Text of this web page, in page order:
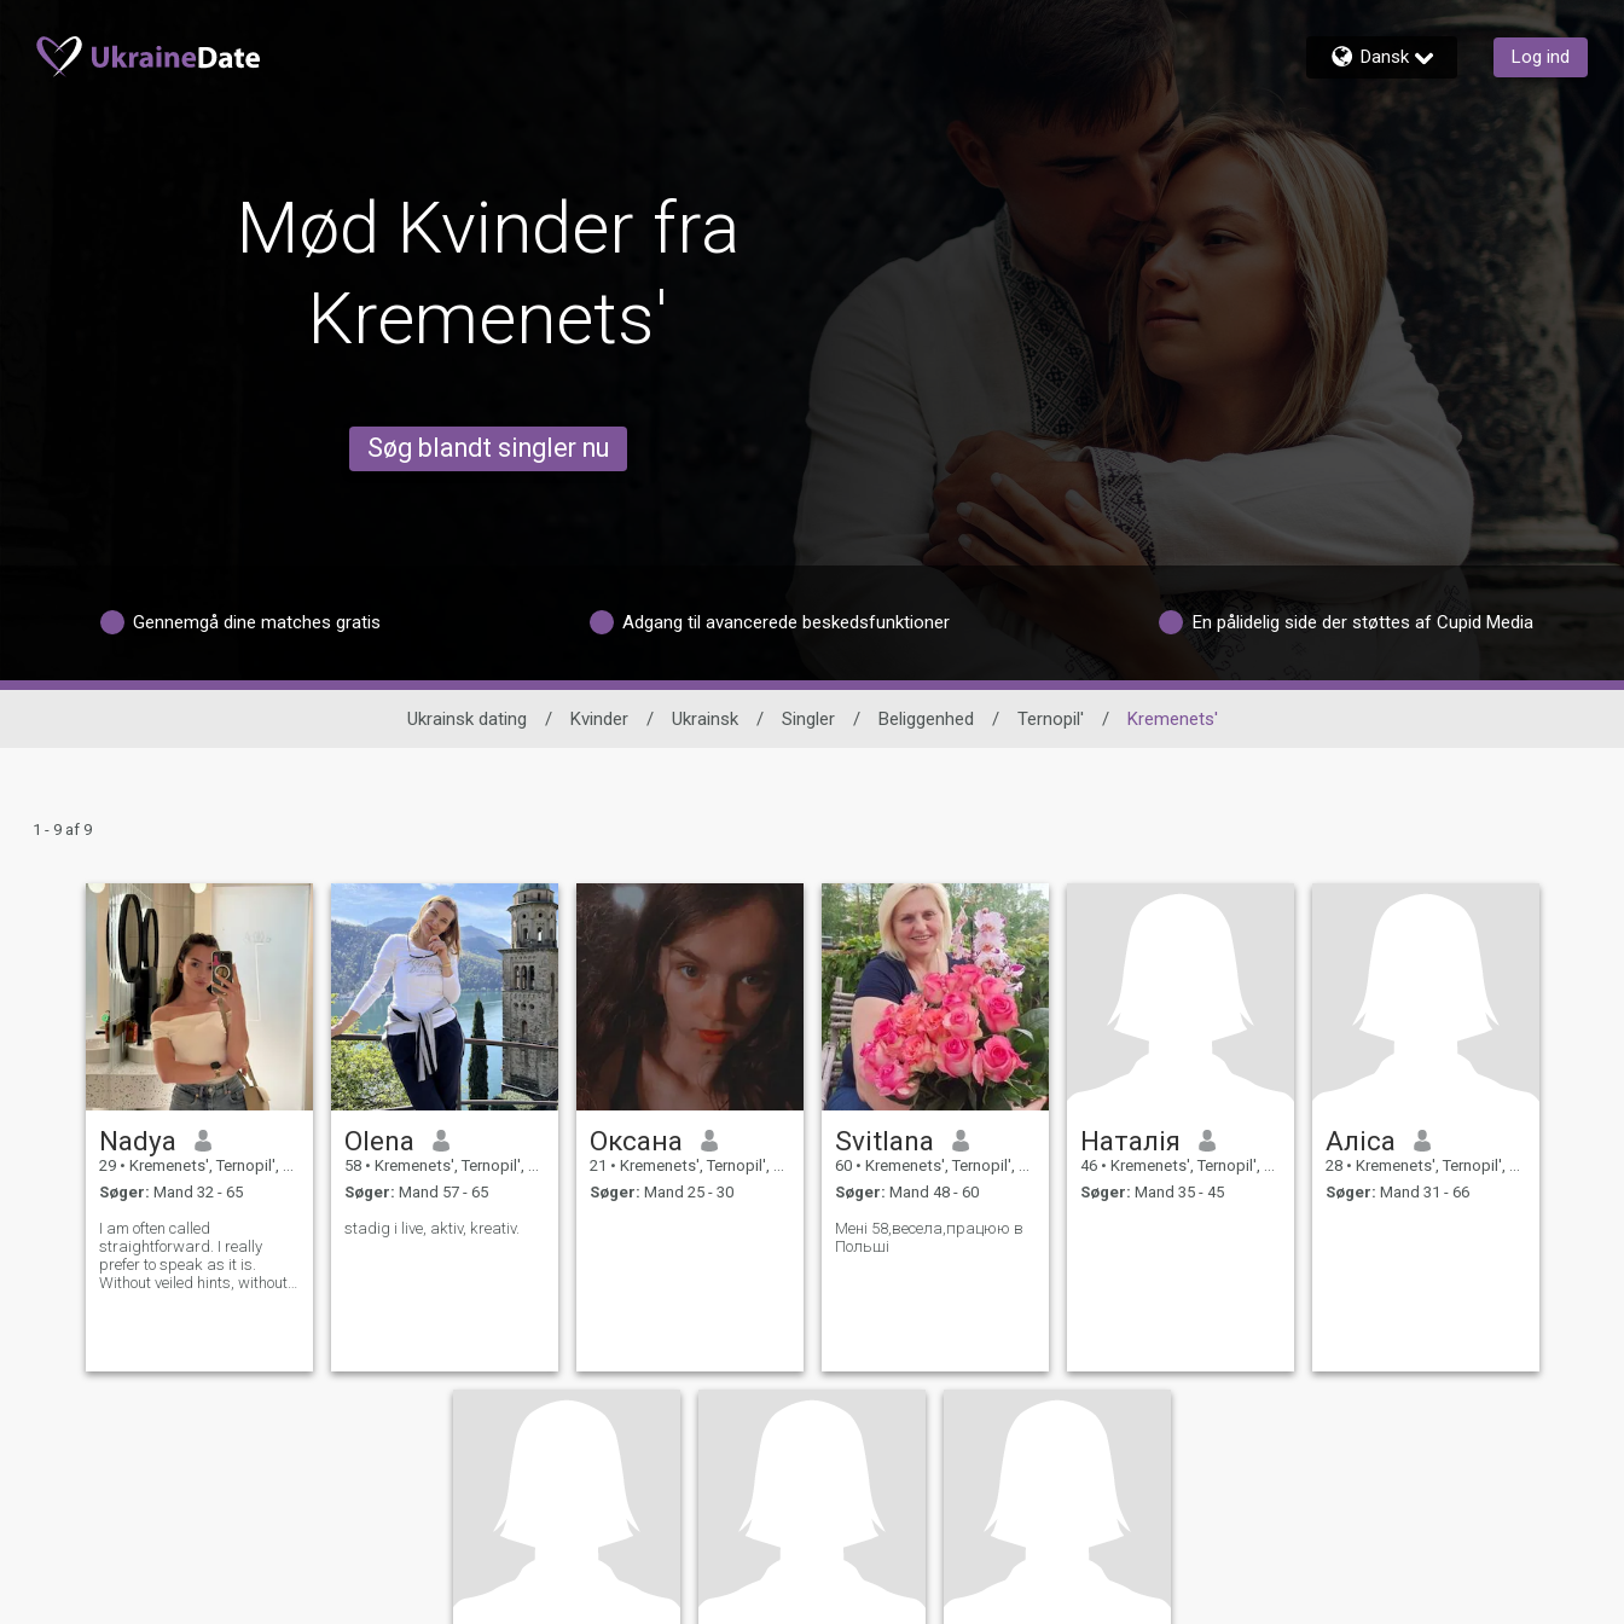
Dansk Log ind
Mød Kvinder fra
Kremenets'
Søg blandt singler nu
Gennemgå dine matches gratis Adgang til avancerede beskedsfunktioner En pålidelig side der støttes af Cupid Media
Ukrainsk dating / Kvinder / Ukrainsk / Singler / Beliggenhed / Ternopil' / Kremenets'
1 - 9 af 9
Nadya
29 • Kremenets', Ternopil', Ukraine
Søger: Mand 32 - 65
I am often called
straightforward. I really
prefer to speak as it is.
Without veiled hints, without
it’s interesting to dig deeper. I
Olena
58 • Kremenets', Ternopil', Ukraine
Søger: Mand 57 - 65
stadig i live, aktiv, kreativ.
Оксана
21 • Kremenets', Ternopil', Ukraine
Søger: Mand 25 - 30
Svitlana
60 • Kremenets', Ternopil', Ukraine
Søger: Mand 48 - 60
Мені 58,весела,працюю в
Польші
Наталія
46 • Kremenets', Ternopil', Ukraine
Søger: Mand 35 - 45
Аліса
28 • Kremenets', Ternopil', Ukraine
Søger: Mand 31 - 66